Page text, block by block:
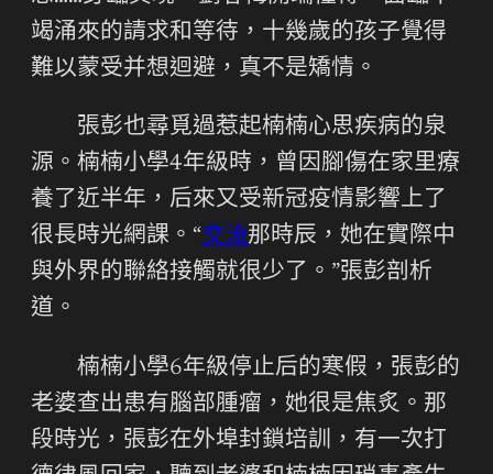
竭涌來的請求和等待，十幾歲的孩子覺得
難以蒙受并想迴避，真不是矯情。
張彭也尋覓過惹起楠楠心思疾病的泉
源。楠楠小學4年級時，曾因腳傷在家里療
養了近半年，后來又受新冠疫情影響上了
很長時光網課。“交流那時辰，她在實際中
與外界的聯絡接觸就很少了。”張彭剖析
道。
楠楠小學6年級停止后的寒假，張彭的
老婆查出患有腦部腫瘤，她很是焦炙。那
段時光，張彭在外埠封鎖培訓，有一次打